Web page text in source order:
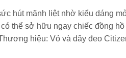
hút mãnh liệt nhờ kiểu dáng
thể sở hữu ngay chiếc đồng
hiệu: Vỏ và dây đeo